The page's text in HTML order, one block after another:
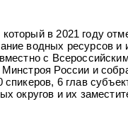
в 2021 году
водных ресурсов и
с
России и
6 глав
округов и их